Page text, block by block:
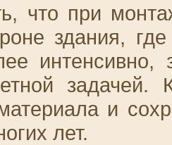
что при
здания,
интенсивно,
задачей.
и
лет.